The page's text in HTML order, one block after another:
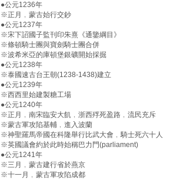
●公元1236年
※正月﹐蒙古始行交鈔
●公元1237年
※宋下詔國子監刊印朱熹《通鑒綱目》
※條頓騎士團與寶劍騎士團合併
※波希米亞的庫頓堡銀礦開始採掘
●公元1238年
※泰國速古台王朝(1238-1438)建立
●公元1239年
※西西里始建製糖工場
●公元1240年
※正月﹐南宋臨安大飢﹐浙西殍死盈路﹐流民充斥
※蒙古軍攻陷基輔﹐進入波蘭
※神聖羅馬帝國在科隆舉行比武大會﹐騎士死六十人
※英國議會約於此時始稱巴力門(parliament)
●公元1241年
※三月﹐蒙古建行省於燕京
※十一月﹐蒙古軍攻陷成都